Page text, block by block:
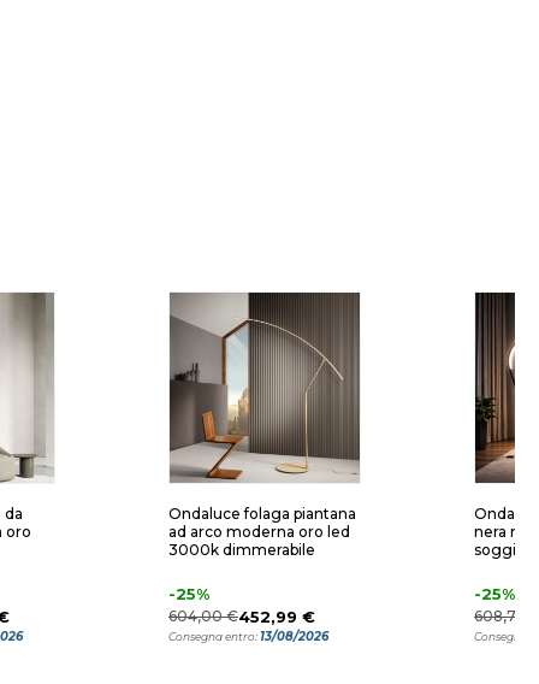
da
oro
Ondaluce folaga piantana
ad arco moderna oro led
3000k dimmerabile
-25%
604,00 €452,99 €
Consegna entro:13/08/2026
nera
-25%
608,78
Consegna